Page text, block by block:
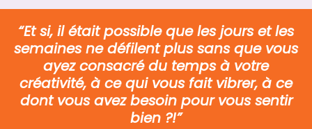
“Et si, il était possible que les jours et les
semaines ne défilent plus sans que vous
ayez consacré du temps à votre
créativité, à ce qui vous fait vibrer, à ce
dont vous avez besoin pour vous sentir
bien ?!”